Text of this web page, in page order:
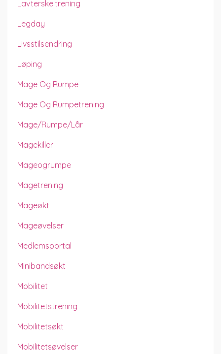
Lavterskeltrening
Legday
Livsstilsendring
Løping
Mage Og Rumpe
Mage Og Rumpetrening
Mage/rumpe/lår
Magekiller
Mageogrumpe
Magetrening
Mageøkt
Mageøvelser
Medlemsportal
Minibandsøkt
Mobilitet
Mobilitetstrening
Mobilitetsøkt
Mobilitetsøvelser